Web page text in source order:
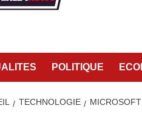
POLITIQUE
TECHNOLOGIE